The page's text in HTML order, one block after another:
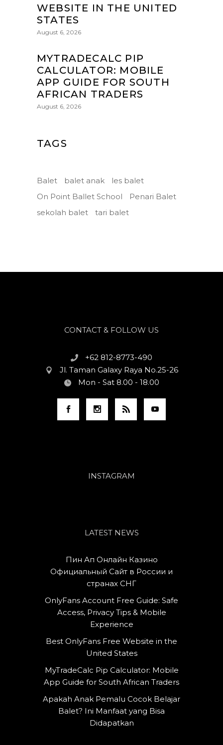
WEBSITE IN THE UNITED
STATES
August 6, 2026
MYTRADECALC PIP
CALCULATOR: MOBILE
APP GUIDE FOR SOUTH
AFRICAN TRADERS
August 6, 2026
TAGS
Balet balet anak
les balet
On Point Ballet School
Penari Balet
sekolah balet
tari balet
CONTACT & FOLLOW US
+62 812-8773-490
Jl. Taman Galaxy Raya No.25-26
Mon - Sat 8.00 - 18.00
INSTAGRAM
LATEST NEWS
Пин Ап Онлайн Казино
Официальный Сайт в России и
странах СНГ
OnlyFans Account Free Guide: Safe
Access, Privacy Tips & Mobile
Experience
Best OnlyFans Free Website in the
United States
MyTradeCalc Pip Calculator: Mobile
App Guide for South African Traders
Apakah Anak Pemalu Cocok Belajar
Balet? Ini Manfaat yang Bisa
Didapatkan